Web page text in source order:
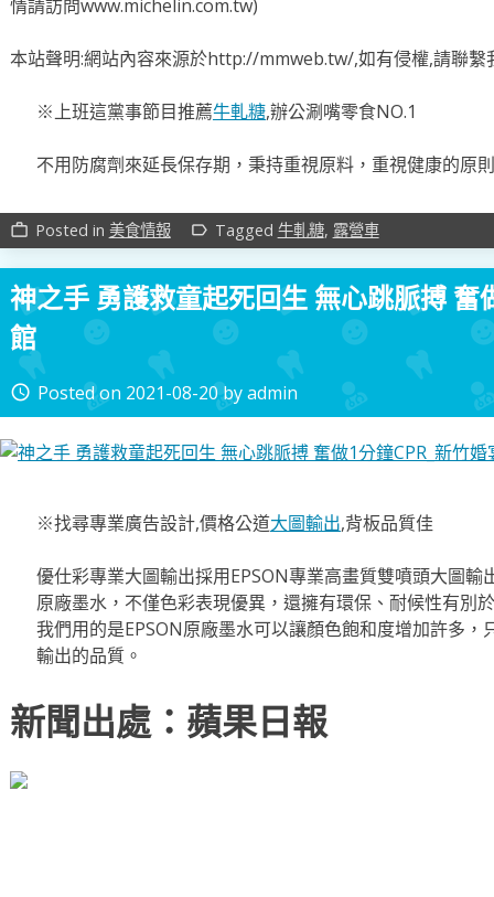
情請訪問www.michelin.com.tw)
本站聲明:網站內容來源於http://mmweb.tw/,如有侵權,請聯繫
※上班這黨事節目推薦牛軋糖,辦公涮嘴零食NO.1
不用防腐劑來延長保存期，秉持重視原料，重視健康的原則
work_outline Posted in 美食情報 label_outline Tagged 牛軋糖, 露營車
神之手 勇護救童起死回生 無心跳脈搏 奮
館
access_time Posted on 2021-08-20byadmin
※找尋專業廣告設計,價格公道大圖輸出,背板品質佳
優仕彩專業大圖輸出採用EPSON專業高畫質雙噴頭大圖
原廠墨水，不僅色彩表現優異，還擁有環保、耐候性有別
我們用的是EPSON原廠墨水可以讓顏色飽和度增加許多
輸出的品質。
新聞出處：蘋果日報